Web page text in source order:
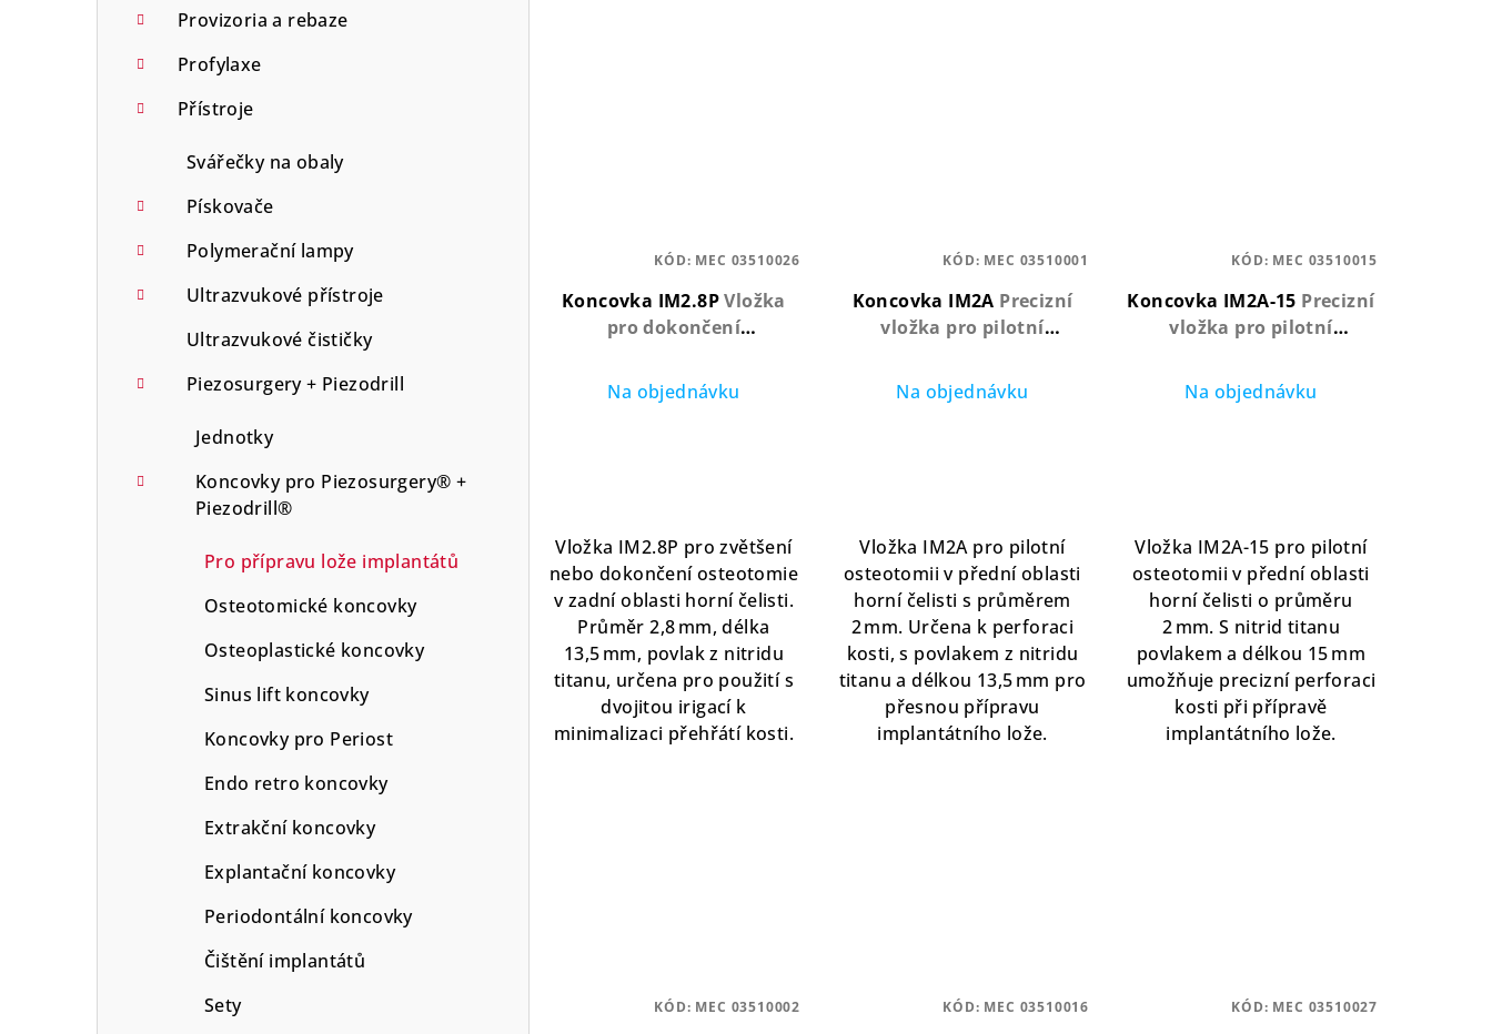
Provizoria a rebaze
Profylaxe
Přístroje
Svářečky na obaly
Pískovače
Polymerační lampy
Ultrazvukové přístroje
Ultrazvukové čističky
Piezosurgery + Piezodrill
Jednotky
Koncovky pro Piezosurgery® +
Piezodrill®
Pro přípravu lože implantátů
Osteotomické koncovky
Osteoplastické koncovky
Sinus lift koncovky
Koncovky pro Periost
Endo retro koncovky
Extrakční koncovky
Explantační koncovky
Periodontální koncovky
Čištění implantátů
Sety
Koncovka IM2.8PVložka
pro dokončení
nitridovým povlakem a
ochranou proti přehřátí
Na objednávku
Vložka IM2.8P pro zvětšení
nebo dokončení osteotomie
v zadní oblasti horní čelisti.
Průměr 2,8 mm, délka
13,5 mm, povlak z nitridu
titanu, určena pro použití s
dvojitou irigací k
minimalizaci přehřátí kosti.
KÓD: MEC 03510026
Koncovka IM2A Precizní
vložka pro pilotní
povlakem
Na objednávku
Vložka IM2A pro pilotní
osteotomii v přední oblasti
horní čelisti s průměrem
2 mm. Určena k perforaci
kosti, s povlakem z nitridu
titanu a délkou 13,5 mm pro
přesnou přípravu
implantátního lože.
KÓD: MEC 03510001
Koncovka IM2A-15 Precizní
vložka pro pilotní
povlakem, délka 15 mm
Na objednávku
Vložka IM2A-15 pro pilotní
osteotomii v přední oblasti
horní čelisti o průměru
2 mm. S nitrid titanu
povlakem a délkou 15 mm
umožňuje precizní perforaci
kosti při přípravě
implantátního lože.
KÓD: MEC 03510015
KÓD: MEC 03510002 KÓD: MEC 03510016 KÓD: MEC 03510027